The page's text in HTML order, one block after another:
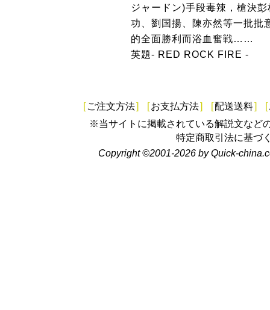
ジャードン)手段毒辣，槍決
功、劉国揚、陳亦然等一批批
的全面勝利而浴血奮戦……
英題- RED ROCK FIRE -
[ ご注文方法] [お支払方法] [配送送料] [
※当サイトに掲載されている解説文など
特定商取引法に基づ
Copyright ©2001-2026 by Quick-